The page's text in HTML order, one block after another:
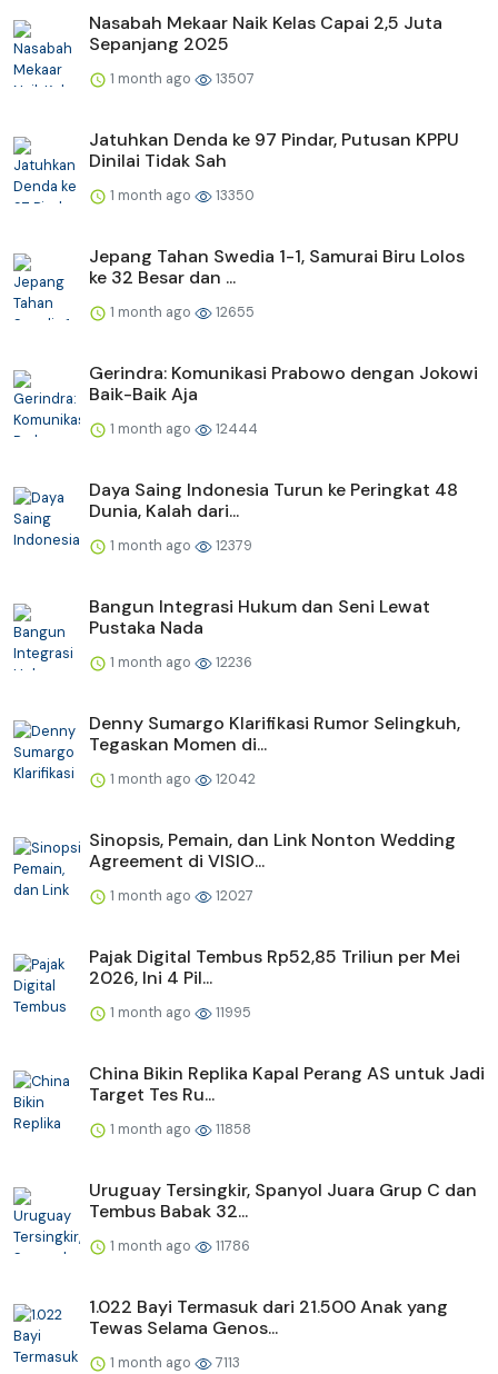
Nasabah Mekaar Naik Kelas Capai 2,5 Juta
Sepanjang 2025
1 month ago 13507
Jatuhkan Denda ke 97 Pindar, Putusan KPPU
Dinilai Tidak Sah
1 month ago 13350
Jepang Tahan Swedia 1-1, Samurai Biru Lolos
ke 32 Besar dan ...
1 month ago 12655
Gerindra: Komunikasi Prabowo dengan Jokowi
Baik-Baik Aja
1 month ago 12444
Daya Saing Indonesia Turun ke Peringkat 48
Dunia, Kalah dari...
1 month ago 12379
Bangun Integrasi Hukum dan Seni Lewat
Pustaka Nada
1 month ago 12236
Denny Sumargo Klarifikasi Rumor Selingkuh,
Tegaskan Momen di...
1 month ago 12042
Sinopsis, Pemain, dan Link Nonton Wedding
Agreement di VISIO...
1 month ago 12027
Pajak Digital Tembus Rp52,85 Triliun per Mei
2026, Ini 4 Pil...
1 month ago 11995
China Bikin Replika Kapal Perang AS untuk Jadi
Target Tes Ru...
1 month ago 11858
Uruguay Tersingkir, Spanyol Juara Grup C dan
Tembus Babak 32...
1 month ago 11786
1.022 Bayi Termasuk dari 21.500 Anak yang
Tewas Selama Genos...
1 month ago 7113